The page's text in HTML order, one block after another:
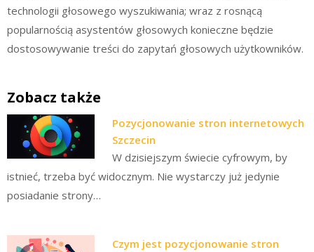
technologii głosowego wyszukiwania; wraz z rosnącą
popularnością asystentów głosowych konieczne będzie
dostosowywanie treści do zapytań głosowych użytkowników.
Zobacz także
Pozycjonowanie stron internetowych
Szczecin
W dzisiejszym świecie cyfrowym, by
istnieć, trzeba być widocznym. Nie wystarczy już jedynie
posiadanie strony…
Czym jest pozycjonowanie stron